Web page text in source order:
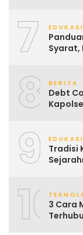
7 EDUKASI
Syarat,
8 BERITA
Debt
9 EDUKASI
Tradisi
103 Cara